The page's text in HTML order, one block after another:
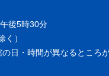
後5時30分
く）
日・時間が異なるところが